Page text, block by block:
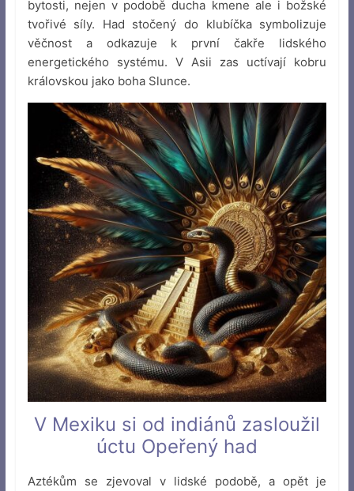
bytosti, nejen v podobě ducha kmene ale i božské
tvořivé síly. Had stočený do klubíčka symbolizuje
věčnost a odkazuje k první čakře lidského
energetického systému. V Asii zas uctívají kobru
královskou jako boha Slunce.
V Mexiku si od indiánů zasloužil
úctu Opeřený had
Aztékům se zjevoval v lidské podobě, a opět je